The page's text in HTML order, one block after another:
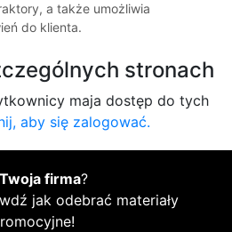
a także umożliwia
do klienta.
stronach
maja dostęp do tych
aby się zalogować.
firma?
jak odebrać materiały